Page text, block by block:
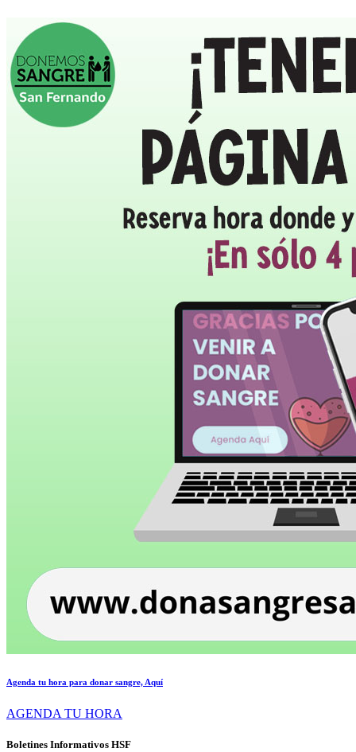
Agenda tu hora para donar sangre, Aquí
AGENDA TU HORA
Boletines Informativos HSF